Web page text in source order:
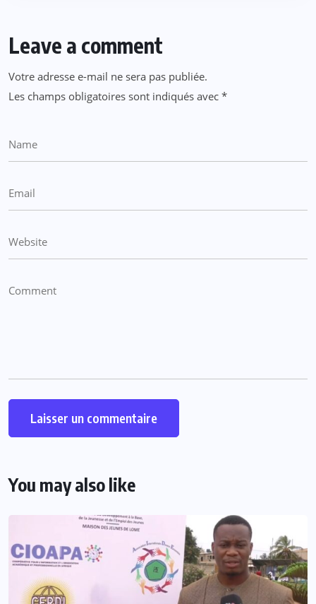
Leave a comment
Votre adresse e-mail ne sera pas publiée.
Les champs obligatoires sont indiqués avec *
You may also like